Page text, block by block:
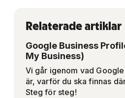
Relaterade artiklar
Google Business
My Business)
Vi går igenom vad
är, varför du ska finnas
Steg för steg!